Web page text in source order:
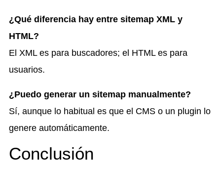
¿Qué diferencia hay entre sitemap XML y
HTML?
El XML es para buscadores; el HTML es para
usuarios.
¿Puedo generar un sitemap manualmente?
Sí, aunque lo habitual es que el CMS o un plugin lo
genere automáticamente.
Conclusión